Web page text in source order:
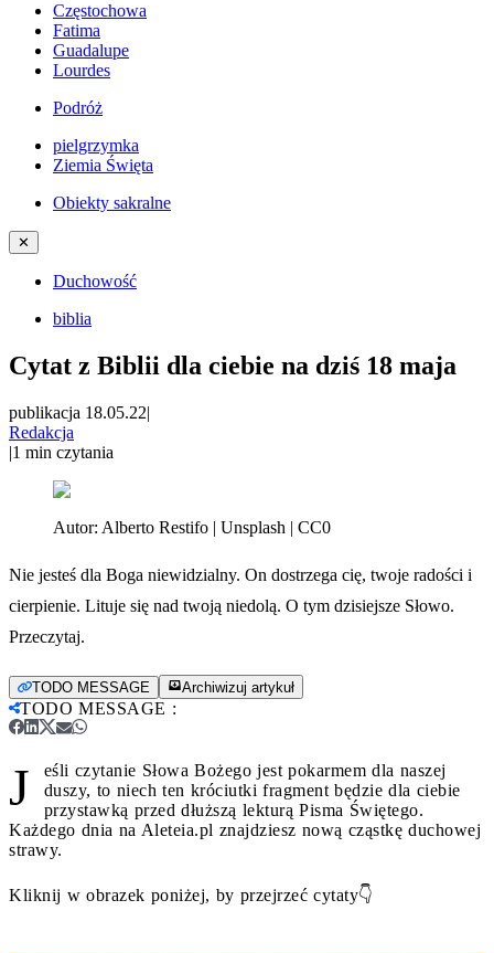
Częstochowa
Fatima
Guadalupe
Lourdes
Podróż
pielgrzymka
Ziemia Święta
Obiekty sakralne
✕
Duchowość
biblia
Cytat z Biblii dla ciebie na dziś 18 maja
publikacja 18.05.22|
Redakcja
|1 min czytania
Autor: Alberto Restifo | Unsplash | CC0
Nie jesteś dla Boga niewidzialny. On dostrzega cię, twoje radości i
cierpienie. Lituje się nad twoją niedolą. O tym dzisiejsze Słowo.
Przeczytaj.
TODO MESSAGE Archiwizuj artykuł
TODO MESSAGE :
J
eśli czytanie Słowa Bożego jest pokarmem dla naszej
duszy, to niech ten króciutki fragment będzie dla ciebie
przystawką przed dłuższą lekturą Pisma Świętego.
Każdego dnia na Aleteia.pl znajdziesz nową cząstkę duchowej
strawy.
Kliknij w obrazek poniżej, by przejrzeć cytaty👇